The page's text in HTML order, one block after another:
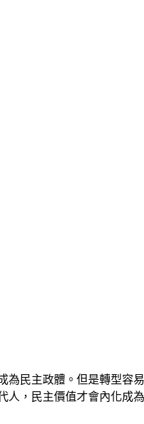
民主政體。但是轉型容
人，民主價值才會內化成